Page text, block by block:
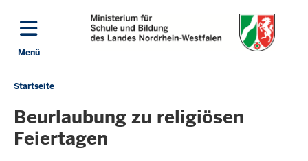
Direkt zum Inhalt
Menü
Sie
sich
hier
Startseite
Beurlaubung zu religiösen
Feiertagen